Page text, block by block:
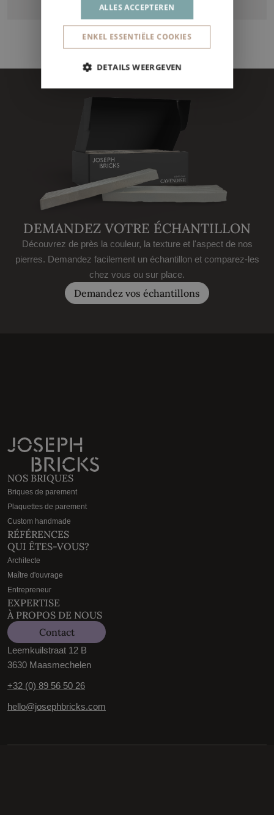
DEMANDEZ VOTRE ÉCHANTILLON
Découvrez de près la couleur, la texture et l'aspect de nos
pierres. Demandez facilement un échantillon et comparez-les
chez vous ou sur place.
Demandez vos échantillons
NOS BRIQUES
Briques de parement
Plaquettes de parement
Custom handmade
RÉFÉRENCES
QUI ÊTES-VOUS?
Architecte
Maître d'ouvrage
Entrepreneur
EXPERTISE
À PROPOS DE NOUS
Contact
Leemkuilstraat 12 B
3630 Maasmechelen
+32 (0) 89 56 50 26
hello@josephbricks.com
ALLES ACCEPTEREN
ENKEL ESSENTIËLE COOKIES
DETAILS WEERGEVEN